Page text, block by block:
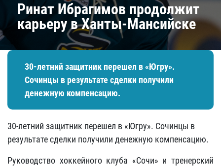
Ринат Ибрагимов продолжит
карьеру в Ханты-Мансийске
30-летний защитник перешел в «Югру».
Сочинцы в результате сделки получили
денежную компенсацию.
30-летний защитник перешел в «Югру». Сочинцы в
результате сделки получили денежную компенсацию.
Руководство хоккейного клуба «Сочи» и тренерский